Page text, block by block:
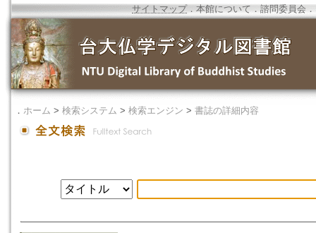
サイトマップ．本館について ． 諮問委員会 ．
． ホーム > 検索システム > 検索エンジン > 書誌の詳細内容